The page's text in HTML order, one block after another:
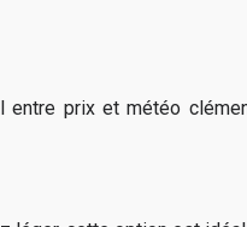
prix et météo